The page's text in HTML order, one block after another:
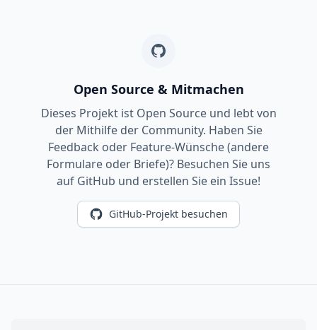
Open Source & Mitmachen
Dieses Projekt ist Open Source und lebt von
der Mithilfe der Community. Haben Sie
Feedback oder Feature-Wünsche (andere
Formulare oder Briefe)? Besuchen Sie uns
auf GitHub und erstellen Sie ein Issue!
GitHub-Projekt besuchen